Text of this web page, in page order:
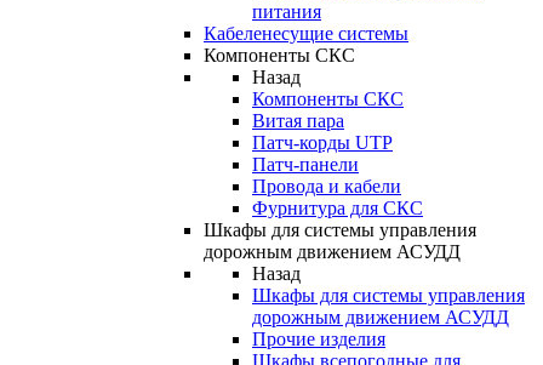
питания
Кабеленесущие системы
Компоненты СКС
Назад
Компоненты СКС
Витая пара
Патч-корды UTP
Патч-панели
Провода и кабели
Фурнитура для СКС
Шкафы для системы управления
дорожным движением АСУДД
Назад
Шкафы для системы управления
дорожным движением АСУДД
Прочие изделия
Шкафы всепогодные для